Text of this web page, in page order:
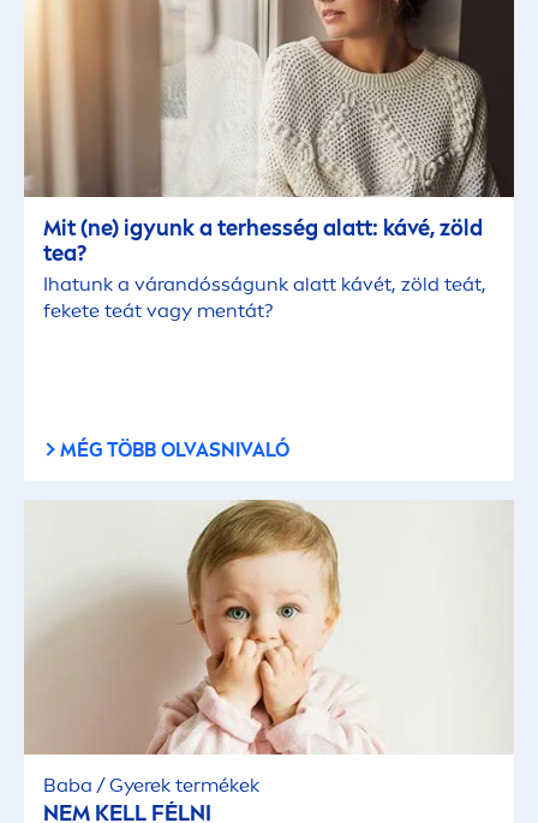
Mit (ne) igyunk a terhesség alatt: kávé, zöld
tea?
Ihatunk a várandósságunk alatt kávét, zöld teát,
fekete teát vagy mentát?
MÉG TÖBB OLVASNIVALÓ
Baba / Gyerek termékek
NEM KELL FÉLNI